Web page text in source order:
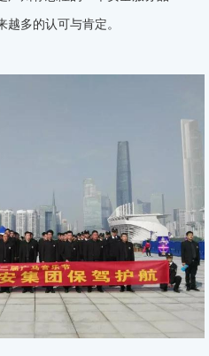
多的认可与肯定。